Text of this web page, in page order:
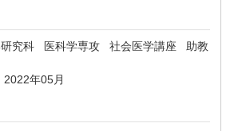
究科 医科学専攻 社会医学講座 助教
2022年05月